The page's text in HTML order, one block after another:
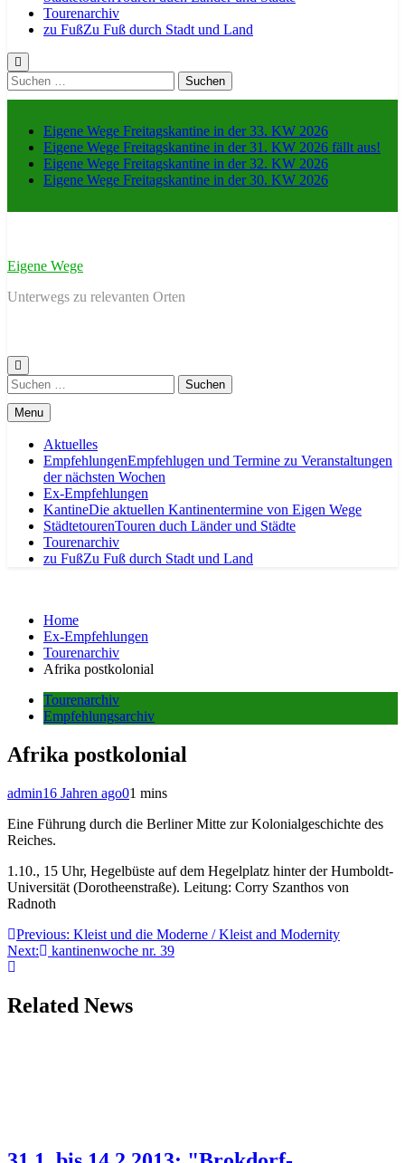
Tourenarchiv
zu FußZu Fuß durch Stadt und Land
Suche
nach:
Eigene Wege Freitagskantine in der 33. KW 2026
Eigene Wege Freitagskantine in der 31. KW 2026 fällt aus!
Eigene Wege Freitagskantine in der 32. KW 2026
Eigene Wege Freitagskantine in der 30. KW 2026
Eigene Wege
Unterwegs zu relevanten Orten
Suche
nach:
Menu
Aktuelles
EmpfehlungenEmpfehlugen und Termine zu Veranstaltungen
der nächsten Wochen
Ex-Empfehlungen
KantineDie aktuellen Kantinentermine von Eigen Wege
StädtetourenTouren duch Länder und Städte
Tourenarchiv
zu FußZu Fuß durch Stadt und Land
Home
Ex-Empfehlungen
Tourenarchiv
Afrika postkolonial
Tourenarchiv
Empfehlungsarchiv
Afrika postkolonial
admin16 Jahren ago01 mins
Eine Führung durch die Berliner Mitte zur Kolonialgeschichte des
Reiches.
1.10., 15 Uhr, Hegelbüste auf dem Hegelplatz hinter der Humboldt-
Universität (Dorotheenstraße). Leitung: Corry Szanthos von
Radnoth
Beitragsnavigation
Previous: Kleist und die Moderne / Kleist and Modernity
Next:
kantinenwoche nr. 39
Related News